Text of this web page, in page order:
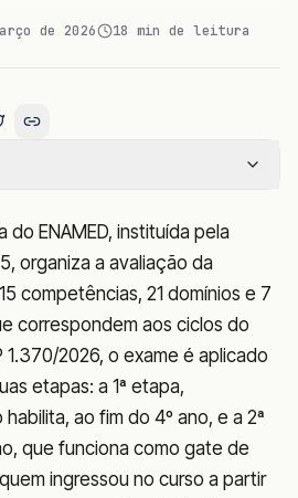
de 2026 18 min de leitura
do ENAMED, instituída pela
organiza a avaliação da
competências, 21 domínios e 7
correspondem aos ciclos do
2026, o exame é aplicado
etapas: a 1ª etapa,
ao fim do 4º ano, e a 2ª
que funciona como gate de
ingressou no curso a partir